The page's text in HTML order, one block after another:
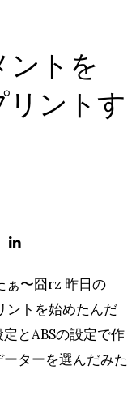
ントを
リントす
ぁ〜囧rz 昨日の
ントを始めたんだ
とABSの設定で作
ターを選んだみた